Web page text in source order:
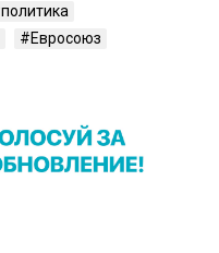
политика
Евросоюз